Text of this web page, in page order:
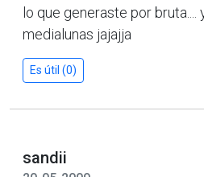
lo que generaste por bruta....
medialunas jajajja
Es útil (0)
sandii